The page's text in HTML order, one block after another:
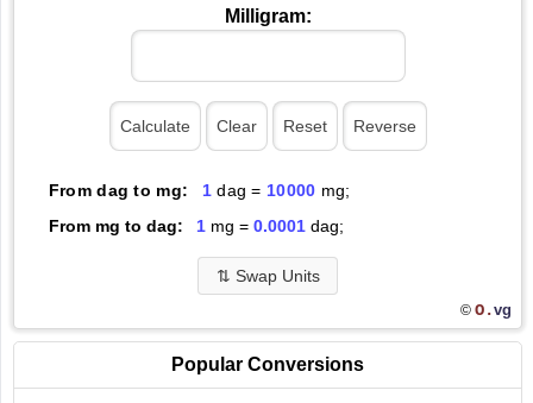
Milligram:
From dag to mg: 1dag = 10000 mg;
From mg to dag:
1mg = 0.0001dag;
⇅ Swap Units
© O.vg
Popular Conversions